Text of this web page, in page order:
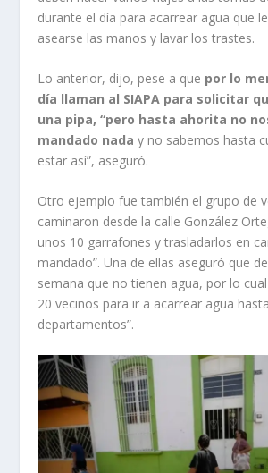
durante el día para acarrear agua que
asearse las manos y lavar los trastes.
Lo anterior, dijo, pese a que por lo
día llaman al SIAPA para solicitar
una pipa, “pero hasta ahorita no
mandado naday no sabemos hasta
estar así”, aseguró.
Otro ejemplo fue también el grupo de
caminaron desde la calle González
unos 10 garrafones y trasladarlos en
mandado”. Una de ellas aseguró que
semana que no tienen agua, por lo
20 vecinos para ir a acarrear agua
departamentos”.